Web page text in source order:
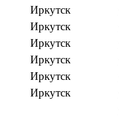
Иркутск
Иркутск
Иркутск
Иркутск
Иркутск
Иркутск